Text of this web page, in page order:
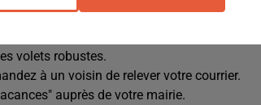
conseils pratiques pour protéger
volets robustes.
à un voisin de relever votre courrier.
auprès de votre mairie.